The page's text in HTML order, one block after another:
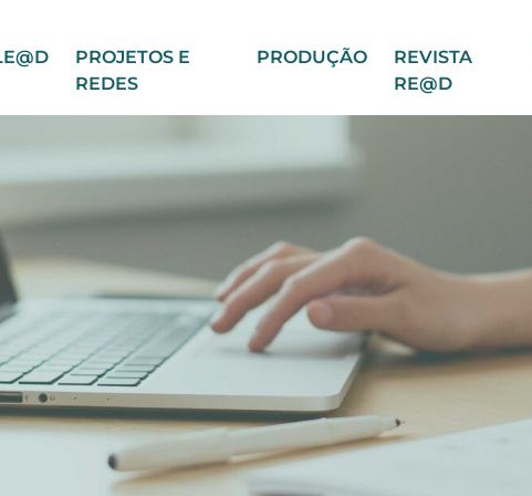
PROJETOS E
REDES
PRODUÇÃO
REVISTA
RE@D